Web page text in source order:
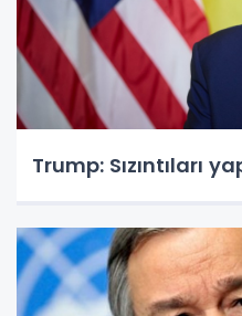
Trump: Sızıntıları